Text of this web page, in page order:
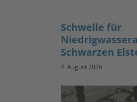
Schwelle für
Schwarzen
4. August 2026